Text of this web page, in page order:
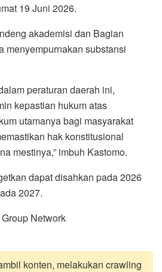
19 Juni 2026.
akademisi dan Bagian
menyempurnakan substansi
peraturan daerah ini,
kepastian hukum atas
utamanya bagi masyarakat
hak konstitusional
mestinya,” imbuh Kastomo.
dapat disahkan pada 2026
2027.
Network
konten, melakukan crawling